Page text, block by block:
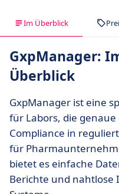
Im Überblick
GxpManager:
Überblick
GxpManager ist eine
für Labors, die
Compliance in
für
bietet es einfache
Berichte und